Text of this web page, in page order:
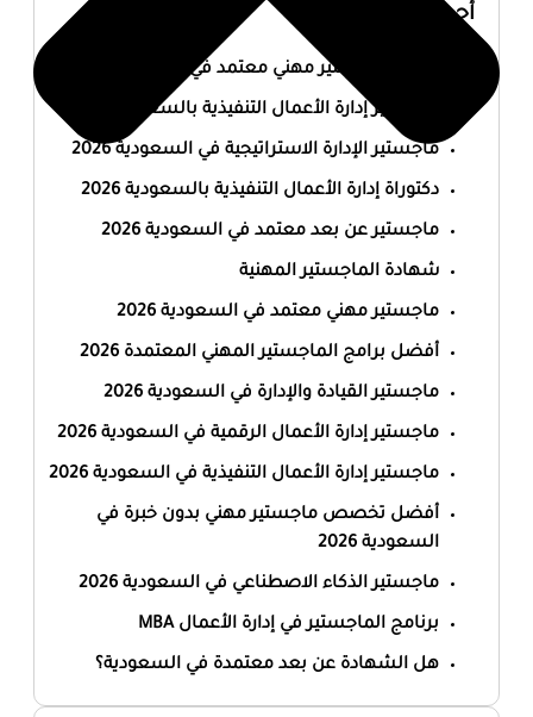
أحدث المقالات
أفضل ماجستير مهني معتمد في السعودية 2026
ماجستير إدارة الأعمال التنفيذية بالسعودية 2026
ماجستير الإدارة الاستراتيجية في السعودية 2026
دكتوراة إدارة الأعمال التنفيذية بالسعودية 2026
ماجستير عن بعد معتمد في السعودية 2026
شهادة الماجستير المهنية
ماجستير مهني معتمد في السعودية 2026
أفضل برامج الماجستير المهني المعتمدة 2026
ماجستير القيادة والإدارة في السعودية 2026
ماجستير إدارة الأعمال الرقمية في السعودية 2026
ماجستير إدارة الأعمال التنفيذية في السعودية 2026
أفضل تخصص ماجستير مهني بدون خبرة في
السعودية 2026
ماجستير الذكاء الاصطناعي في السعودية 2026
برنامج الماجستير في إدارة الأعمال MBA
هل الشهادة عن بعد معتمدة في السعودية؟